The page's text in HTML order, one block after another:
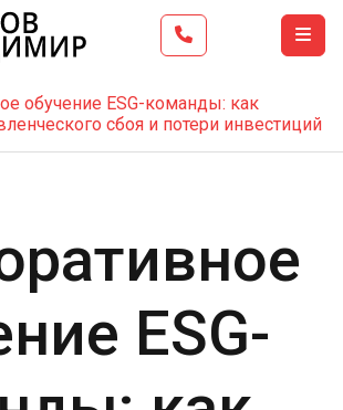
обучение ESG-команды: как
сбоя и потери инвестиций
ESG-